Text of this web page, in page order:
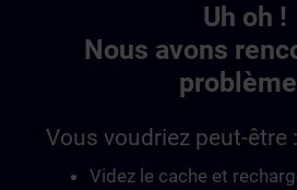
Uh oh !
Nous avons
Vous voudriez peut-être :
Videz le cache et